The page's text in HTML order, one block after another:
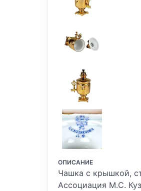
ОПИСАНИЕ
Чашка с крышкой,
Ассоциация М.С.